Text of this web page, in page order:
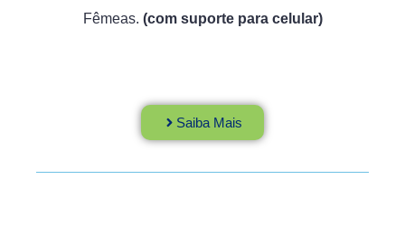
Fêmeas. (com suporte para celular)
Saiba Mais